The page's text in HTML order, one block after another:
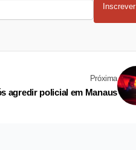
Inscrever
Próxima
agredir policial em Manaus